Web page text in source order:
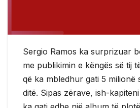
Sergio Ramos ka surprizuar
me publikimin e këngës së tij
që ka mbledhur gati 5 milionë
ditë. Sipas zërave, ish-